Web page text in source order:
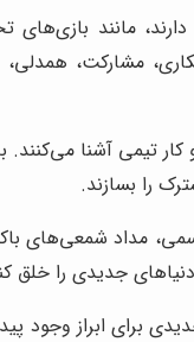
مانند بازی‌های
مشارکت، همدلی،
و کار تیمی آشنا
را بسازند.
مداد شمعی‌های
جدیدی را خلق
برای ابراز وجود